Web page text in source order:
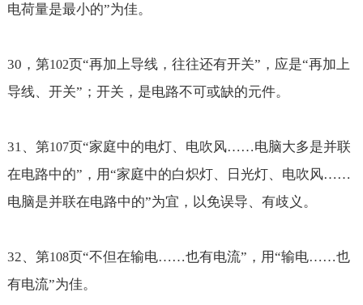
电荷量是最小的”为佳。
30 ，第102页“再加上导线，往往还有开关”，应是“再加上
导线、开关”；开关，是电路不可或缺的元件。
31 、第107页“家庭中的电灯、电吹风……电脑大多是并联
在电路中的”，用“家庭中的白炽灯、日光灯、电吹风……
电脑是并联在电路中的”为宜，以免误导、有歧义。
32、第108页“不但在输电……也有电流”，用“输电……也
有电流”为佳。